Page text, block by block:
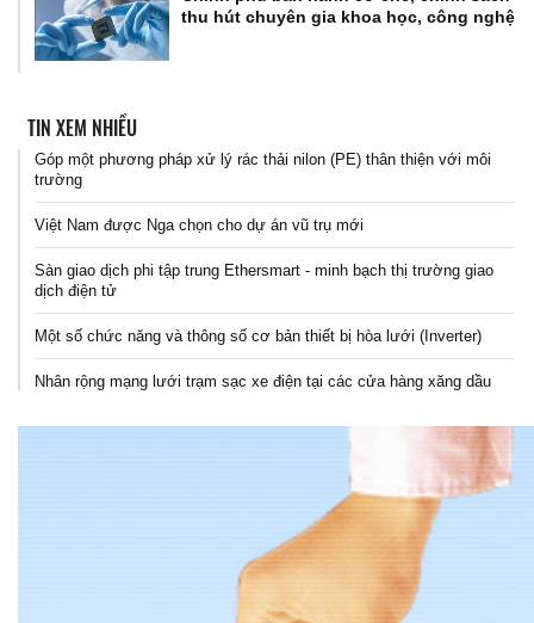
thu hút chuyên gia khoa học, công nghệ
TIN XEM NHIỀU
Góp một phương pháp xử lý rác thải nilon (PE) thân thiện với môi
trường
Việt Nam được Nga chọn cho dự án vũ trụ mới
Sàn giao dịch phi tập trung Ethersmart - minh bạch thị trường giao
dịch điện tử
Một số chức năng và thông số cơ bản thiết bị hòa lưới (Inverter)
Nhân rộng mạng lưới trạm sạc xe điện tại các cửa hàng xăng dầu